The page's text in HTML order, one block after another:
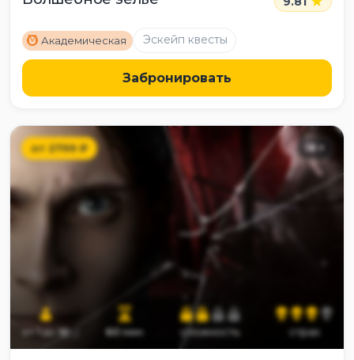
M Академическая Эскейп квесты
Забронировать
от 2799₽ 18+
от до 10 60мин сложность страх